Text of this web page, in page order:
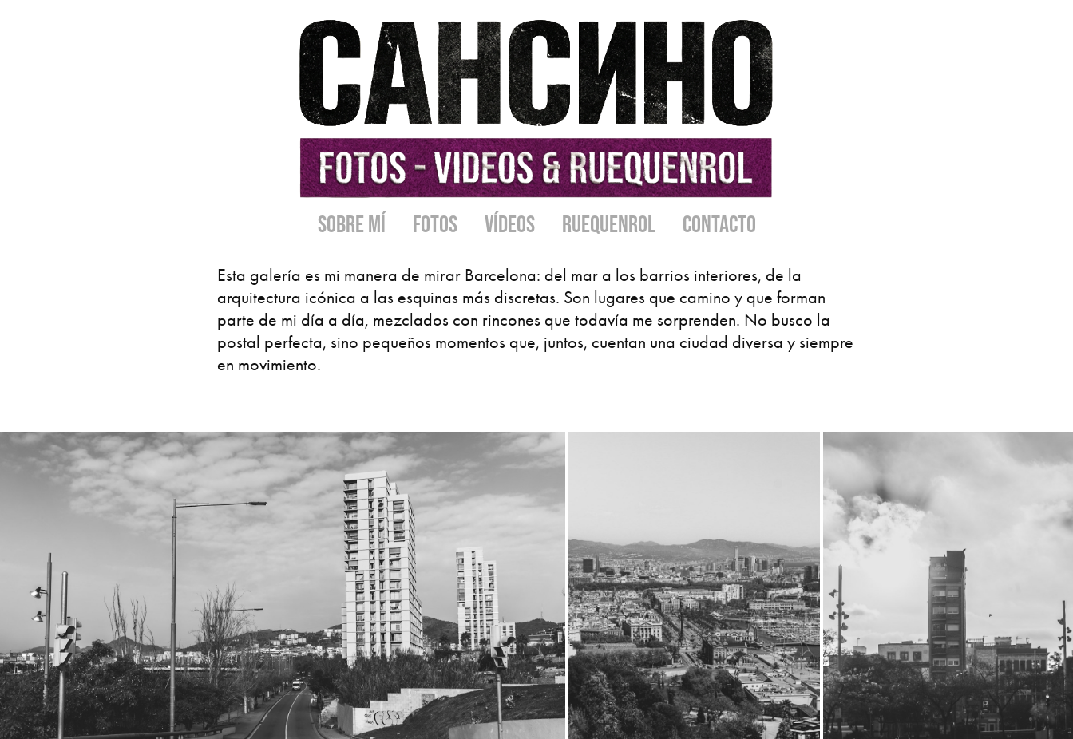
SOBRE MÍ FOTOS VÍDEOS RUEQUENROL CONTACTO
Esta galería es mi manera de mirar Barcelona: del mar a los barrios interiores, de la
arquitectura icónica a las esquinas más discretas. Son lugares que camino y que forman
parte de mi día a día, mezclados con rincones que todavía me sorprenden. No busco la
postal perfecta, sino pequeños momentos que, juntos, cuentan una ciudad diversa y siempre
en movimiento.